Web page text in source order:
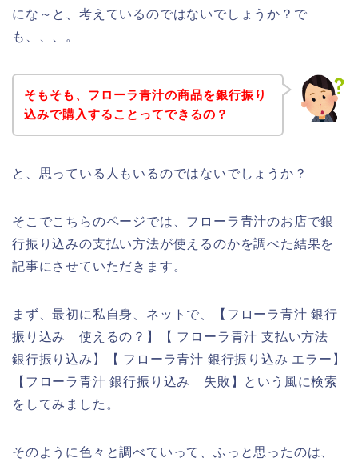
にな～と、考えているのではないでしょうか？で
も、、、。
そもそも、フローラ青汁の商品を銀行振り
込みで購入することってできるの？
と、思っている人もいるのではないでしょうか？
そこでこちらのページでは、フローラ青汁のお店で銀
行振り込みの支払い方法が使えるのかを調べた結果を
記事にさせていただきます。
まず、最初に私自身、ネットで、【フローラ青汁 銀行
振り込み 使えるの？】【 フローラ青汁 支払い方法
銀行振り込み】【 フローラ青汁 銀行振り込み エラー】
【フローラ青汁 銀行振り込み 失敗】という風に検索
をしてみました。
そのように色々と調べていって、ふっと思ったのは、